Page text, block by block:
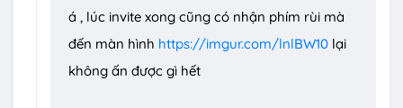
á , lúc invite xong cũng có nhận phím rùi mà
đến màn hình https://imgur.com/lnlBW10 lại
không ấn được gì hết